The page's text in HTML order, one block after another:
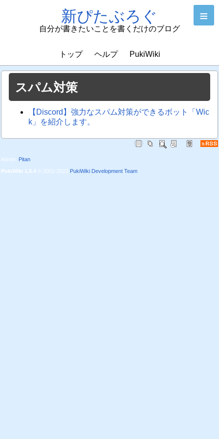
新ぴたぶろぐ
自分が書きたいことを書くだけのブログ
≡
トップ ヘルプ PukiWiki
スパム対策
【Discord】強力なスパム対策ができるボット「Wic
k」を紹介します。
Admin: Pitan
PukiWiki 1.5.4 © 2001-2022 PukiWiki Development Team